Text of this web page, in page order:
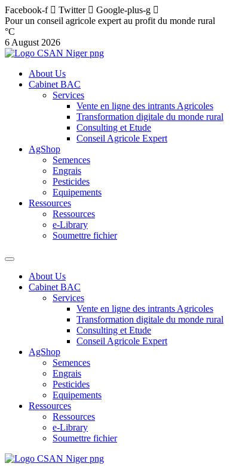
Facebook-f Twitter
Google-plus-g
Pour un conseil agricole expert au profit du monde rural
°C
6 August 2026
About Us
Cabinet BAC
Services
Vente en ligne des intrants Agricoles
Transformation digitale du monde rural
Consulting et Etude
Conseil Agricole Expert
AgShop
Semences
Engrais
Pesticides
Equipements
Ressources
Ressources
e-Library
Soumettre fichier
About Us
Cabinet BAC
Services
Vente en ligne des intrants Agricoles
Transformation digitale du monde rural
Consulting et Etude
Conseil Agricole Expert
AgShop
Semences
Engrais
Pesticides
Equipements
Ressources
Ressources
e-Library
Soumettre fichier